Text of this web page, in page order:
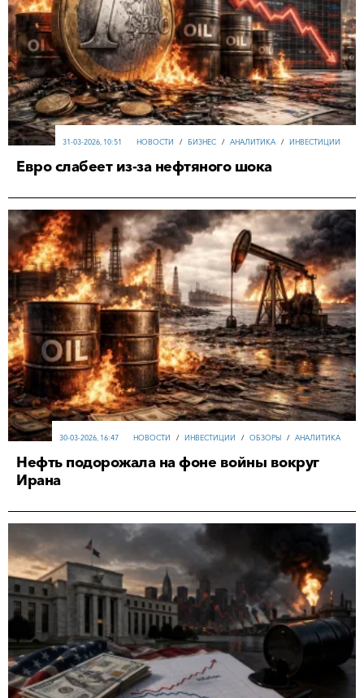
НОВОСТИ / БИЗНЕС / АНАЛИТИКА / ИНВЕСТИЦИИ
31-03-2026, 10:51
Евро слабеет из-за нефтяного шока
НОВОСТИ / ИНВЕСТИЦИИ / ОБЗОРЫ / АНАЛИТИКА
30-03-2026, 16:47
Нефть подорожала на фоне войны вокруг
Ирана